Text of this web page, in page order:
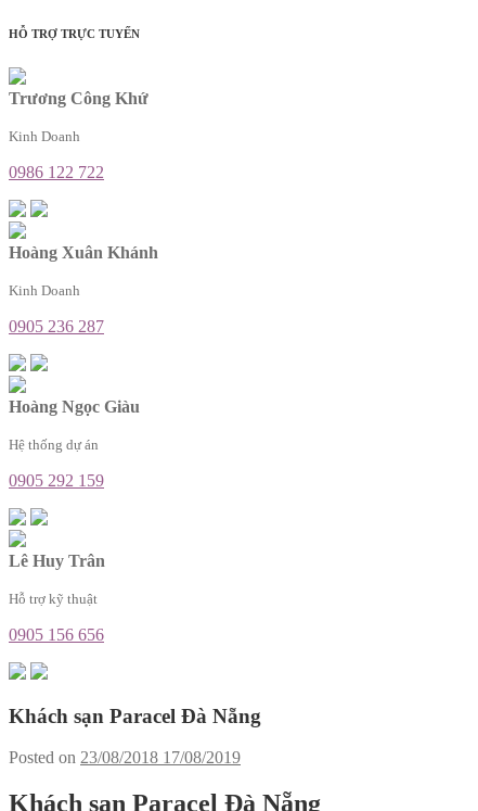
HỖ TRỢ TRỰC TUYẾN
Trương Công Khứ
Kinh Doanh
0986 122 722
Hoàng Xuân Khánh
Kinh Doanh
0905 236 287
Hoàng Ngọc Giàu
Hệ thống dự án
0905 292 159
Lê Huy Trân
Hỗ trợ kỹ thuật
0905 156 656
Khách sạn Paracel Đà Nẵng
Posted on 23/08/2018 17/08/2019
Khách sạn Paracel Đà Nẵng